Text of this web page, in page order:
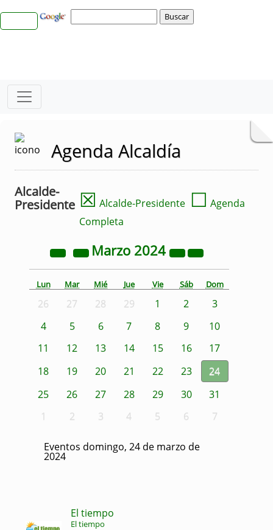
Agenda Alcaldía
Alcalde-
Presidente ☒ Alcalde-Presidente ☐ Agenda
Completa
Marzo 2024
Lun Mar Mié Jue Vie Sáb Dom
26 27 28 29 1 2
3
4
5 6 7 8 9
10
11
12 13 14 15 16
17
18
19 20 21 22 23
24
25
26 27 28 29 30
31
1
2 3 4 5 6 7
Eventos domingo, 24 de marzo de
2024
El tiempo
El tiempo